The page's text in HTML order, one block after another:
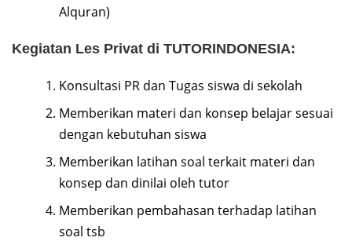
Alquran)
Kegiatan Les Privat di TUTORINDONESIA:
Konsultasi PR dan Tugas siswa di sekolah
Memberikan materi dan konsep belajar sesuai
dengan kebutuhan siswa
Memberikan latihan soal terkait materi dan
konsep dan dinilai oleh tutor
Memberikan pembahasan terhadap latihan
soal tsb